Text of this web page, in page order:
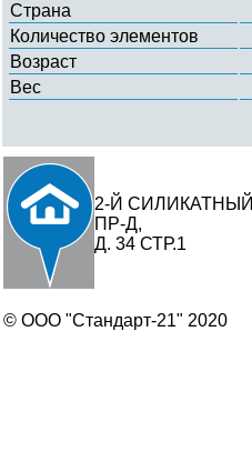
Страна
Количество элементов
Возраст
Вес
2-Й СИЛИКАТНЫЙ
ПР-Д,
Д. 34 СТР.1
© ООО "Стандарт-21" 2020